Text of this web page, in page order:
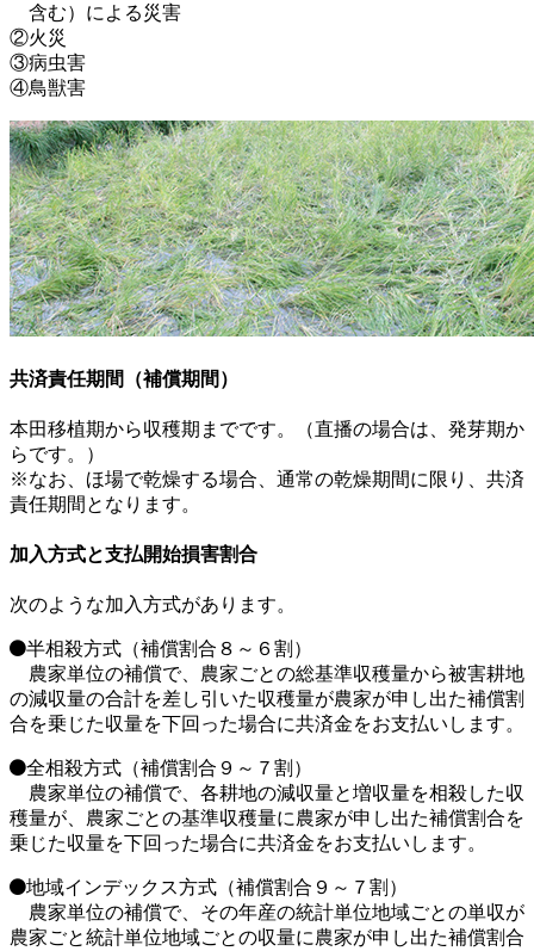
含む）による災害
②火災
③病虫害
④鳥獣害
共済責任期間（補償期間）
本田移植期から収穫期までです。（直播の場合は、発芽期か
らです。）
※なお、ほ場で乾燥する場合、通常の乾燥期間に限り、共済
責任期間となります。
加入方式と支払開始損害割合
次のような加入方式があります。
半相殺方式（補償割合８～６割）
農家単位の補償で、農家ごとの総基準収穫量から被害耕地
の減収量の合計を差し引いた収穫量が農家が申し出た補償割
合を乗じた収量を下回った場合に共済金をお支払いします。
全相殺方式（補償割合９～７割）
農家単位の補償で、各耕地の減収量と増収量を相殺した収
穫量が、農家ごとの基準収穫量に農家が申し出た補償割合を
乗じた収量を下回った場合に共済金をお支払いします。
地域インデックス方式（補償割合９～７割）
農家単位の補償で、その年産の統計単位地域ごとの単収が
農家ごと統計単位地域ごとの収量に農家が申し出た補償割合